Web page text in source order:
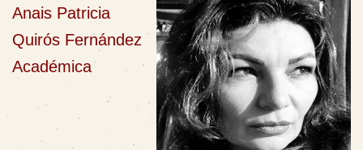
Anais Patricia
Quirós Fernández
Académica